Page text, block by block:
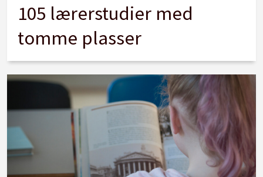
105 lærerstudier med
tomme plasser